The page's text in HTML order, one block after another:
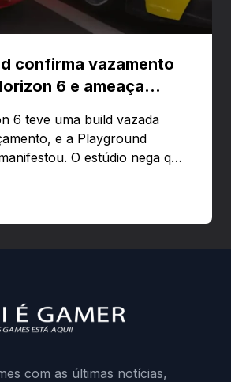
confirma vazamento
6 e ameaça
6 teve uma build vazada
e a Playground
O estúdio nega que
que quem usar versões não
negação do preload,
acessos não autorizados
com as últimas notícias,